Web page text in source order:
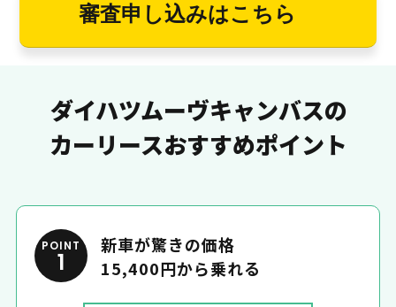
審査申し込みはこちら
ダイハツムーヴキャンバスの
カーリースおすすめポイント
POINT
1
新車が驚きの価格
15,400円から乗れる